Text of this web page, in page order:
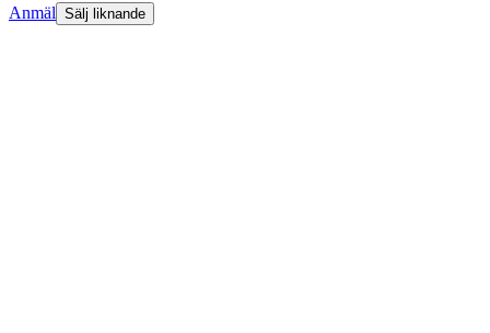
Anmäl Sälj liknande